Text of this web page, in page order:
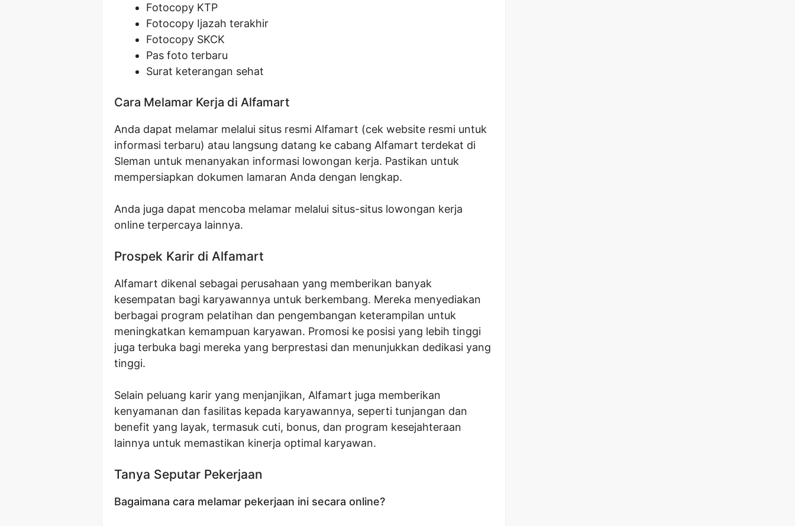
Fotocopy KTP
Fotocopy Ijazah terakhir
Fotocopy SKCK
Pas foto terbaru
Surat keterangan sehat
Cara Melamar Kerja di Alfamart
Anda dapat melamar melalui situs resmi Alfamart (cek website resmi untuk
informasi terbaru) atau langsung datang ke cabang Alfamart terdekat di
Sleman untuk menanyakan informasi lowongan kerja. Pastikan untuk
mempersiapkan dokumen lamaran Anda dengan lengkap.
Anda juga dapat mencoba melamar melalui situs-situs lowongan kerja
online terpercaya lainnya.
Prospek Karir di Alfamart
Alfamart dikenal sebagai perusahaan yang memberikan banyak
kesempatan bagi karyawannya untuk berkembang. Mereka menyediakan
berbagai program pelatihan dan pengembangan keterampilan untuk
meningkatkan kemampuan karyawan. Promosi ke posisi yang lebih tinggi
juga terbuka bagi mereka yang berprestasi dan menunjukkan dedikasi yang
tinggi.
Selain peluang karir yang menjanjikan, Alfamart juga memberikan
kenyamanan dan fasilitas kepada karyawannya, seperti tunjangan dan
benefit yang layak, termasuk cuti, bonus, dan program kesejahteraan
lainnya untuk memastikan kinerja optimal karyawan.
Tanya Seputar Pekerjaan
Bagaimana cara melamar pekerjaan ini secara online?